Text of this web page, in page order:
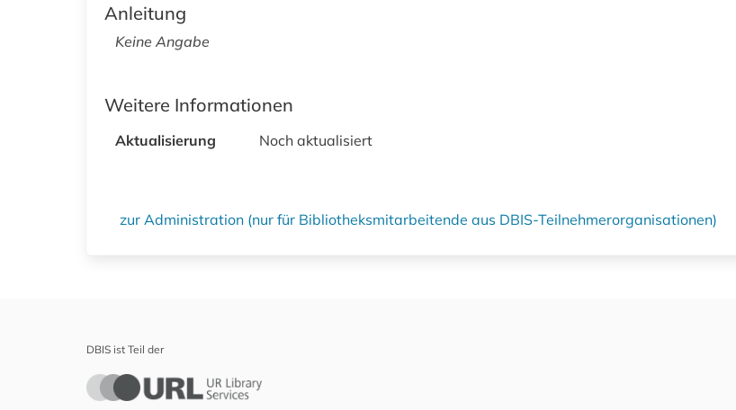
Anleitung
Keine Angabe
Weitere Informationen
Aktualisierung Noch aktualisiert
zur Administration (nur für Bibliotheksmitarbeitende aus DBIS-Teilnehmerorganisationen)
DBIS ist Teil der